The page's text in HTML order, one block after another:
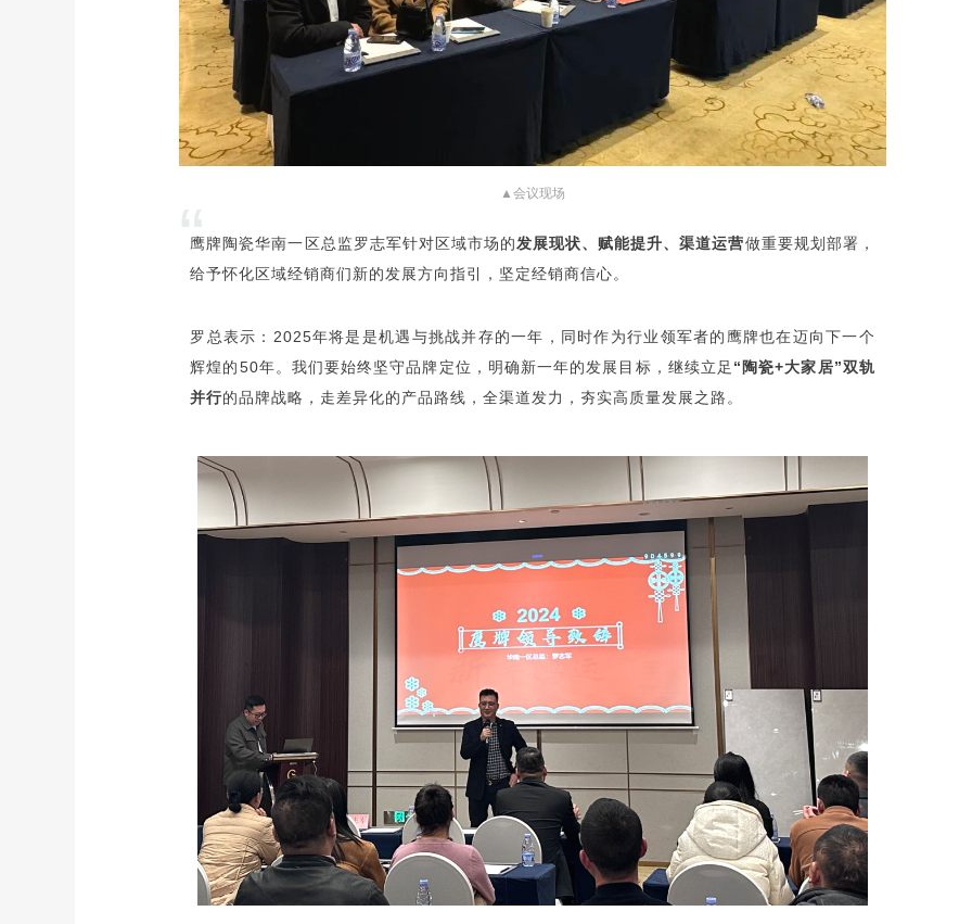
▲会议现场
“
鹰牌陶瓷华南一区总监罗志军针对区域市场的发展现状、赋能提升、渠道运营做重要规划部署，
给予怀化区域经销商们新的发展方向指引，坚定经销商信心。
罗总表示：2025年将是是机遇与挑战并存的一年，同时作为行业领军者的鹰牌也在迈向下一个
辉煌的50年。我们要始终坚守品牌定位，明确新一年的发展目标，继续立足 “陶瓷+大家居”双轨
并行的品牌战略，走差异化的产品路线，全渠道发力，夯实高质量发展之路。